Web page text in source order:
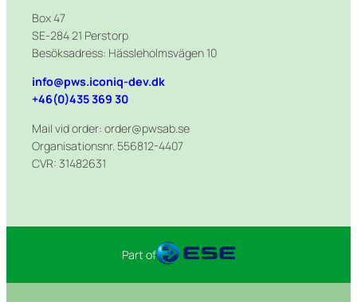
Box 47
SE-284 21 Perstorp
Besöksadress: Hässleholmsvägen 10
info@pws.iconiq-dev.dk
+46(0)435 369 30
Mail vid order: order@pwsab.se
Organisationsnr. 556812-4407
CVR: 31482631
Part of